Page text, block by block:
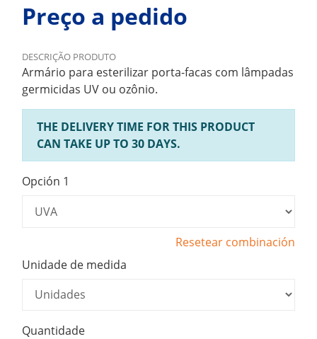
Preço a pedido
DESCRIÇÃO PRODUTO
Armário para esterilizar porta-facas com lâmpadas
germicidas UV ou ozônio.
THE DELIVERY TIME FOR THIS PRODUCT
CAN TAKE UP TO 30 DAYS.
Opción 1
Resetear combinación
Unidade de medida
Quantidade